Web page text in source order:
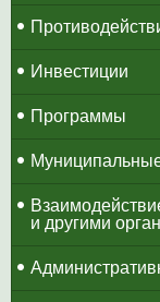
Инвестиции
Программы
и другими